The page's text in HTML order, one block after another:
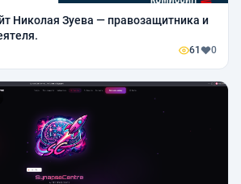
Николая Зуева — правозащитника и
61 0